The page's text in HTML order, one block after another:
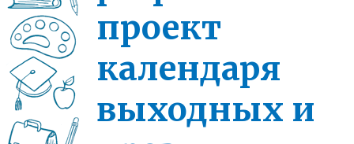
проект
календаря
выходных и